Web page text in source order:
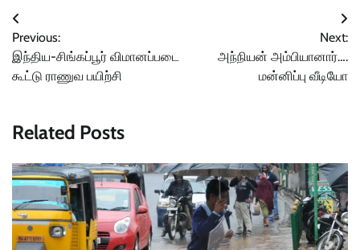
Post
navigation
Previous:
இந்திய-சிங்கப்பூர் விமானப்படை
கூட்டு ராணுவ பயிற்சி
Next:
அந்நியன் அம்பியானார்….
மன்னிப்பு வீடியோ
Related Posts